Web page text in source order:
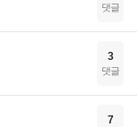
댓글
3
댓글
7